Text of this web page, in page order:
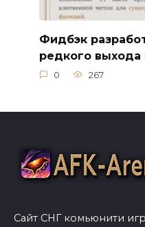
Фидбэк
редкого
0 267
Сайт СНГ комьюнити